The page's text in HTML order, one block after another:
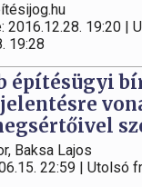
2016.12.28. 19:20 |
19:28
építésügyi
Baksa Lajos
22:59 | Utolsó